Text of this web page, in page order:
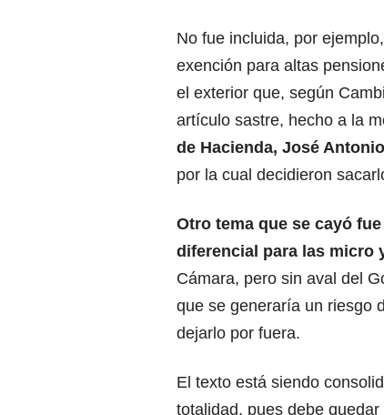
No fue incluida, por
exención para altas
el exterior que, según
artículo sastre, hecho a la
de Hacienda, José
por la cual decidieron
Otro tema que se cayó
diferencial para las micro
Cámara, pero sin aval del
que se generaría un riesgo
dejarlo por fuera.
El texto está siendo
totalidad, pues debe